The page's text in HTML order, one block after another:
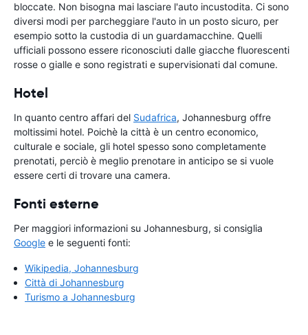
bloccate. Non bisogna mai lasciare l'auto incustodita. Ci sono
diversi modi per parcheggiare l'auto in un posto sicuro, per
esempio sotto la custodia di un guardamacchine. Quelli
ufficiali possono essere riconosciuti dalle giacche fluorescenti
rosse o gialle e sono registrati e supervisionati dal comune.
Hotel
In quanto centro affari del Sudafrica, Johannesburg offre
moltissimi hotel. Poichè la città è un centro economico,
culturale e sociale, gli hotel spesso sono completamente
prenotati, perciò è meglio prenotare in anticipo se si vuole
essere certi di trovare una camera.
Fonti esterne
Per maggiori informazioni su Johannesburg, si consiglia
Google e le seguenti fonti:
Wikipedia, Johannesburg
Città di Johannesburg
Turismo a Johannesburg